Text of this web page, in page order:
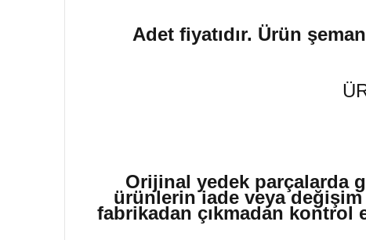
Adet fiyatıdır. Ürün
Orijinal yedek parçalarda
ürünlerin iade veya
fabrikadan çıkmadan kontrol